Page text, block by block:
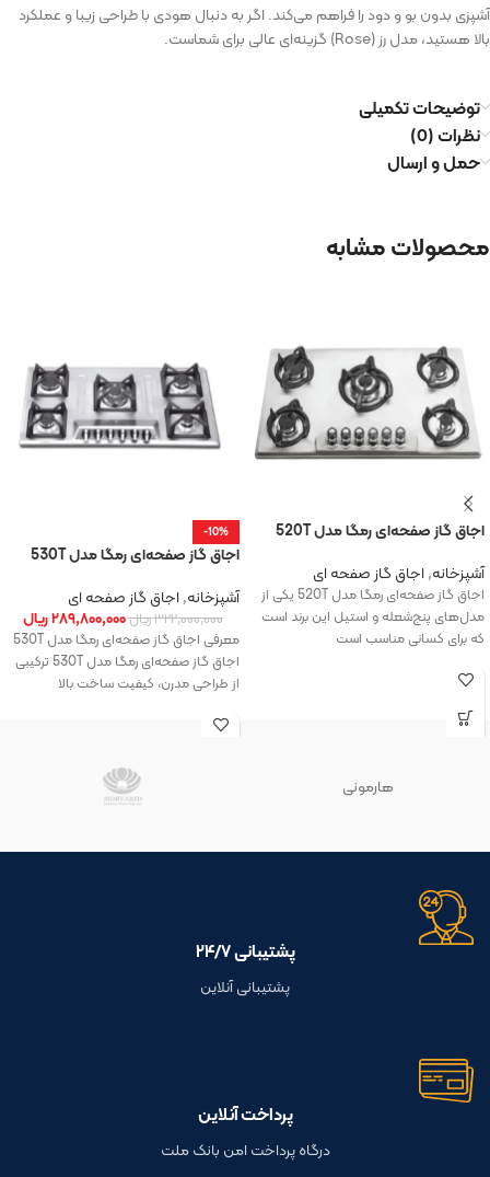
آشپزی بدون بو و دود را فراهم می‌کند. اگر به دنبال هودی با طراحی زیبا و عملکرد
بالا هستید، مدل رز (Rose) گزینه‌ای عالی برای شماست.
توضیحات تکمیلی
نظرات (0)
حمل و ارسال
محصولات مشابه
اجاق گاز صفحه‌ای رمگا مدل 520T
آشپزخانه,اجاق گاز صفحه ای
اجاق گاز صفحه‌ای رمگا مدل 520T یکی از
مدل‌های پنج‌شعله و استیل این برند است
که برای کسانی مناسب است
-10%
اجاق‌ گاز صفحه‌ای رمگا مدل 530T
آشپزخانه,اجاق گاز صفحه ای
۳۲۲,۰۰۰,۰۰۰ریال۲۸۹,۸۰۰,۰۰۰ریال
معرفی اجاق‌ گاز صفحه‌ای رمگا مدل 530T
اجاق‌ گاز صفحه‌ای رمگا مدل 530T ترکیبی
از طراحی مدرن، کیفیت ساخت بالا
هارمونی
پشتیبانی ۲۴/۷
پشتیبانی آنلاین
پرداخت آنلاین
درگاه پرداخت امن بانک ملت